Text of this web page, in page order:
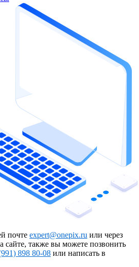
почте expert@onepix.ru или через
сайте, также вы можете позвонить
898 80-08 или написать в